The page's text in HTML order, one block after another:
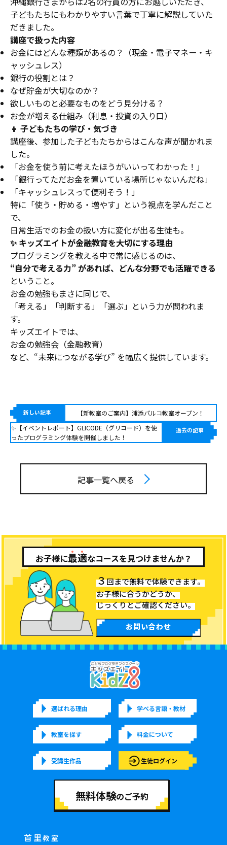
子どもたちにもわかりやすい言葉で丁寧に解説していた
だきました。
講座で扱った内容
お金にはどんな種類があるの？（現金・電子マネー・キ
ャッシュレス）
銀行の役割とは？
なぜ貯金が大切なのか？
欲しいものと必要なものをどう見分ける？
お金が増える仕組み（利息・投資の入り口）
👦 子どもたちの学び・気づき
講座後、参加した子どもたちからはこんな声が聞かれま
した。
「お金を使う前に考えたほうがいいってわかった！」
「銀行ってただお金を置いている場所じゃないんだね」
「キャッシュレスって便利そう！」
特に「使う・貯める・増やす」という視点を学んだこと
で、
日常生活でのお金の扱い方に変化が出る生徒も。
✨ キッズエイトが金融教育を大切にする理由
プログラミングを教える中で常に感じるのは、
“自分で考える力” があれば、どんな分野でも活躍できる
ということ。
お金の勉強もまさに同じで、
「考える」「判断する」「選ぶ」という力が問われま
す。
キッズエイトでは、
お金の勉強会（金融教育）
など、“未来につながる学び” を幅広く提供しています。
新しい記事
【新教室のご案内】浦添パルコ教室オープン！
✨【イベントレポート】GLICODE（グリコード）を使
ったプログラミング体験を開催しました！
過去の記事
記事一覧へ戻る
お子様に最適なコースを見つけませんか？
３回まで無料で体験できます。
お子様に合うかどうか、
じっくりとご確認ください。
お問い合わせ
選ばれる理由 学べる言語・教材
教室を探す 料金について
受講生作品 生徒ログイン
無料体験のご予約
首里教室